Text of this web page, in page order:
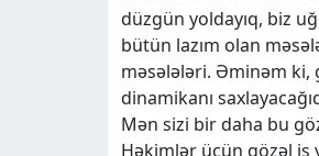
düzgün yoldayıq, biz
bütün lazım olan
məsələləri. Əminəm ki,
dinamikanı
Mən sizi bir daha bu
Həkimlər üçün gözəl iş